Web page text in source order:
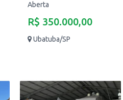
Aberta
R$ 350.000,00
Ubatuba/SP